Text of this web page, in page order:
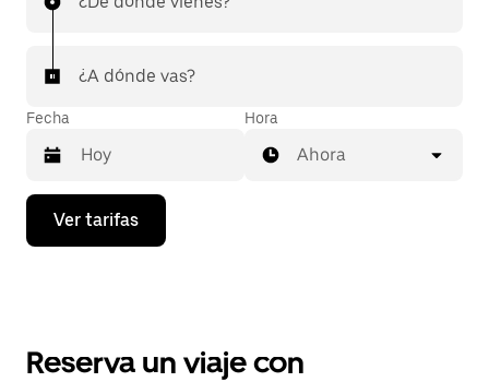
¿A dónde vas?
Fecha
Presiona
flecha
el
Hora
Ahora
Ver tarifas
Reserva un viaje con